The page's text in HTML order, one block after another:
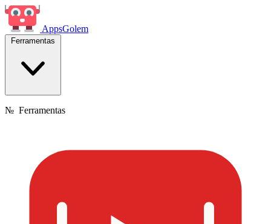
AppsGolem
Ferramentas
№ Ferramentas